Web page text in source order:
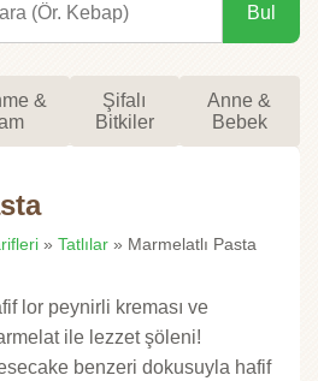
Bul
&
Şifalı
Bitkiler
Anne &
Bebek
» Tatlılar » Marmelatlı Pasta
lor peynirli kreması ve
ile lezzet şöleni!
benzeri dokusuyla hafif